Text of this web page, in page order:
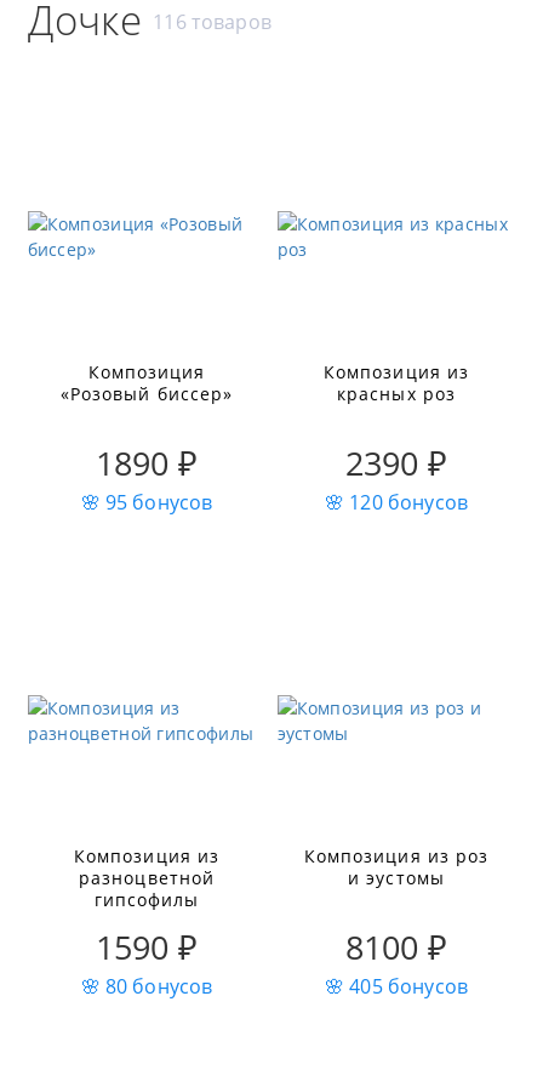
Дочке 116 товаров
Композиция
«Розовый биссер»
1890 ₽
🌸 95 бонусов
Композиция из
красных роз
2390 ₽
🌸 120 бонусов
Композиция из
разноцветной
гипсофилы
1590 ₽
🌸 80 бонусов
Композиция из роз
и эустомы
8100 ₽
🌸 405 бонусов